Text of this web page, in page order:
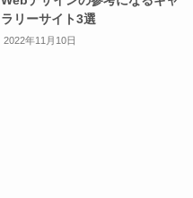
ラリーサイト3選
2022年11月10日